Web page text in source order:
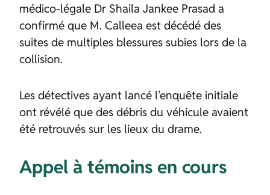
médico-légale Dr Shaila Jankee Prasad a
confirmé que M. Calleea est décédé des
suites de multiples blessures subies lors de la
collision.
Les détectives ayant lancé l’enquête initiale
ont révélé que des débris du véhicule avaient
été retrouvés sur les lieux du drame.
Appel à témoins en cours